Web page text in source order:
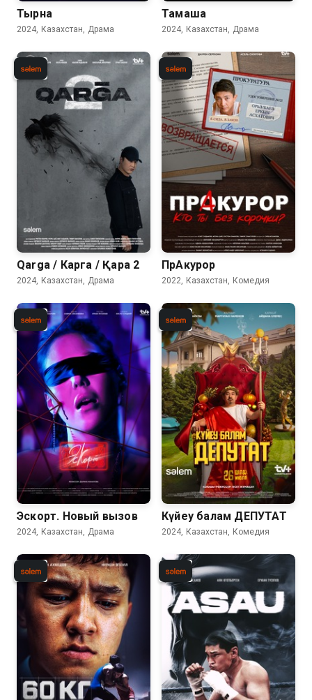
Тырна
2024, Казахстан, Драма
Тамаша
2024, Казахстан, Драма
Qarga / Карга / Қарға 2
2024, Казахстан, Драма
ПрАкурор
2022, Казахстан, Комедия
Эскорт. Новый вызов
2024, Казахстан, Драма
Күйеу балам ДЕПУТАТ
2024, Казахстан, Комедия